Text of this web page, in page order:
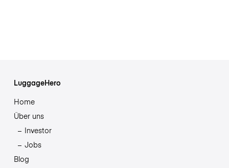
LuggageHero
Home
Über uns
Investor
Jobs
Blog